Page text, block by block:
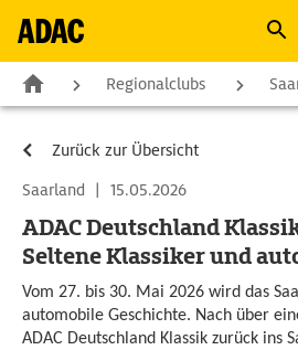
Regionalclubs
Zurück zur Übersicht
Saarland
| 15.05.2026
ADAC Deutschland
Seltene Klassiker und
Vom 27. bis 30. Mai 2026 wird das
automobile Geschichte. Nach über
ADAC Deutschland Klassik zurück ins